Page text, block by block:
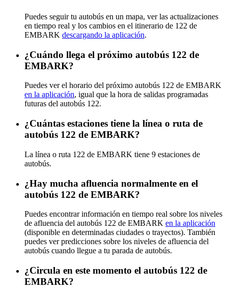
Puedes seguir tu autobús en un mapa, ver las actualizaciones
en tiempo real y los cambios en el itinerario de 122 de
EMBARK descargando la aplicación.
¿Cuándo llega el próximo autobús 122 de
EMBARK?
Puedes ver el horario del próximo autobús 122 de EMBARK
en la aplicación, igual que la hora de salidas programadas
futuras del autobús 122.
¿Cuántas estaciones tiene la línea o ruta de
autobús 122 de EMBARK?
La línea o ruta 122 de EMBARK tiene 9 estaciones de
autobús.
¿Hay mucha afluencia normalmente en el
autobús 122 de EMBARK?
Puedes encontrar información en tiempo real sobre los niveles
de afluencia del autobús 122 de EMBARK en la aplicación
(disponible en determinadas ciudades o trayectos). También
puedes ver predicciones sobre los niveles de afluencia del
autobús cuando llegue a tu parada de autobús.
¿Circula en este momento el autobús 122 de
EMBARK?